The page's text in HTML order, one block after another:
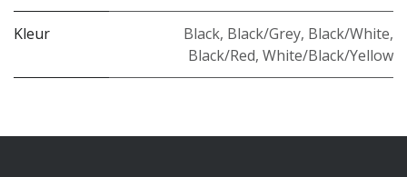
Kleur Black, Black/Grey, Black/White,
Black/Red, White/Black/Yellow